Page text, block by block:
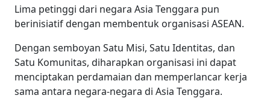
Lima petinggi dari negara Asia Tenggara pun
berinisiatif dengan membentuk organisasi ASEAN.
Dengan semboyan Satu Misi, Satu Identitas, dan
Satu Komunitas, diharapkan organisasi ini dapat
menciptakan perdamaian dan memperlancar kerja
sama antara negara-negara di Asia Tenggara.